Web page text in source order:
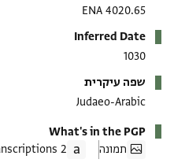
ENA 4020.65
Inferred Date
1030
שפה עיקרית
Judaeo-Arabic
What's in the PGP
תמונה
2 Transcriptions